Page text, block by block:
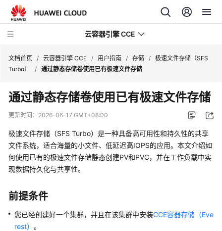
云容器引擎 CCE
最
动
态
服
公
告
产
文档首页 / 云容器引擎 CCE / 用户指南 / 存储 / 极速文件存储（SFS
Turbo）
/ 通过静态存储卷使用已有极速文件存储
通过静态存储卷使用已有极速文件存储
更新时间： 2026-06-17 GMT+08:00
极速文件存储（SFS Turbo）是一种具备高可用性和持久性的共享
文件系统，适合海量的小文件、低延迟高IOPS的应用。本文介绍如
何使用已有的极速文件存储静态创建PV和PVC，并在工作负载中实
现数据持久化与共享性。
前提条件
您已经创建好一个集群，并且在该集群中安装CCE容器存储（Eve
rest） 。